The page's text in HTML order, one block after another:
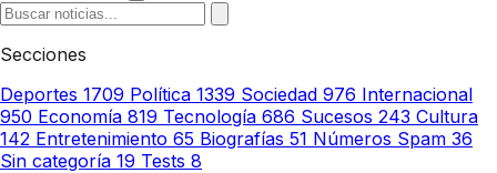
Secciones
Deportes 1709 Política 1339 Sociedad 976 Internacional
950 Economía 819 Tecnología 686 Sucesos 243 Cultura
142 Entretenimiento 65 Biografías 51 Números Spam 36
Sin categoría 19 Tests 8